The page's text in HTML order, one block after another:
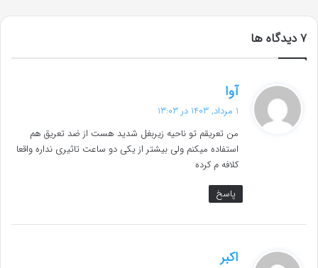
‫7 دیدگاه ها
آوا
ت
:
1 مرداد, 1403 در 13:03
من تعریقم تو ناحیه زیربغل شدید هست از ضد تعریق هم
استفاده میکنم ولی بیشتر از یکی دو ساعت تاثیری نداره واقعا
کلافه م کرده
پاسخ
اکبر